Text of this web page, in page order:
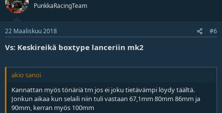
PunkkaRacingTeam
22 Maaliskuu 2018 #6
Vs: Keskireikä boxtype lanceriin mk2
akio sanoi
Kannattan myös tönäriä tm jos ei joku tietävämpi löydy täältä.
Jonkun aikaa kun selaili niin tuli vastaan 67,1mm 80mm 86mm ja
90mm, kerran myös 100mm